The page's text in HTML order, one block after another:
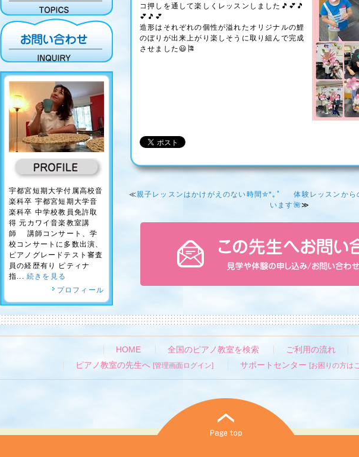
宇都宮短期大学付属高校音
楽科卒 宇都宮短期大学音
楽科卒 中学校教員免許取
得 元カワイ音楽教室講
師 講師コンサート、学
校コンサートに多数出演、
ピアノグレードテスト審査
員の経歴有り ピティナ
指... 続きを見る
プロフィール
コ押しを通して楽しくレッスンしました🎵💕🎵
💕🎵💕
造形はそれぞれの個性が溢れたオリジナルの鯉
のぼりが出来上がり楽しそうに取り組んで完成
させました😃🎏
≪親子レッスンはかけがえのない時間✮*｡ﾟ
体験レッスンか
います🌺≫
HOME 全国のピアノ教室を検索
ご利用の流れ
ピアノ教室の先生へ [管理画面ログイン] サポートセンター [お困りの方は